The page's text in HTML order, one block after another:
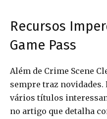
Recursos
Game Pass
Além de Crime Scene
sempre traz novidades.
vários títulos
no artigo que detalha